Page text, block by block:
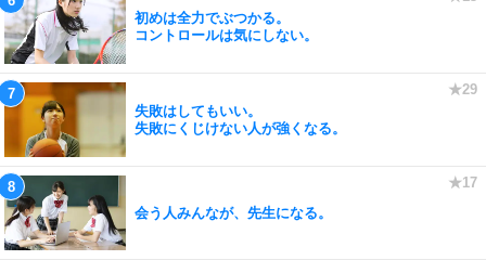
初めは全力でぶつかる。
コントロールは気にしない。
失敗はしてもいい。
失敗にくじけない人が強くなる。
会う人みんなが、先生になる。